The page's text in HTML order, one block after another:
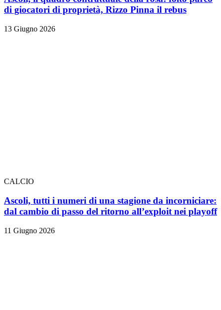
di giocatori di proprietà, Rizzo Pinna il rebus
13 Giugno 2026
CALCIO
Ascoli, tutti i numeri di una stagione da incorniciare:
dal cambio di passo del ritorno all’exploit nei playoff
11 Giugno 2026